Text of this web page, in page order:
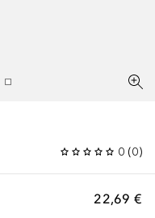
0 (0)
22,69 €